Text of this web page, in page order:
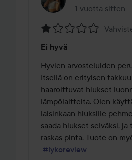
1 vuotta sitten
Viesti luotiin 1
1
/
5
Ei hyvä
Hyvien arvosteluiden
Itsellä on erityisen
haaroittuvat hiukset
lämpölaitteita. Olen
laisinkaan hiuksille
saada hiukset selväksi,
raskas pinta. Tuote on
#lykoreview